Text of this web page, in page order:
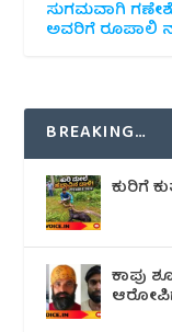
ಸುಗಮವಾಗಿ
ಅವರಿಗೆ ರೂಪಾಲಿ
BREAKING…
ಕುರಿಗೆ
ಕಾಪು